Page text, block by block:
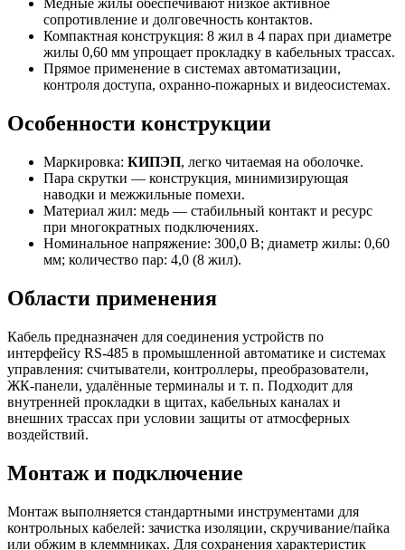
Медные жилы обеспечивают низкое активное
сопротивление и долговечность контактов.
Компактная конструкция: 8 жил в 4 парах при диаметре
жилы 0,60 мм упрощает прокладку в кабельных трассах.
Прямое применение в системах автоматизации,
контроля доступа, охранно-пожарных и видеосистемах.
Особенности конструкции
Маркировка: КИПЭП, легко читаемая на оболочке.
Пара скрутки — конструкция, минимизирующая
наводки и межжильные помехи.
Материал жил: медь — стабильный контакт и ресурс
при многократных подключениях.
Номинальное напряжение: 300,0 В; диаметр жилы: 0,60
мм; количество пар: 4,0 (8 жил).
Области применения
Кабель предназначен для соединения устройств по
интерфейсу RS-485 в промышленной автоматике и системах
управления: считыватели, контроллеры, преобразователи,
ЖК-панели, удалённые терминалы и т. п. Подходит для
внутренней прокладки в щитах, кабельных каналах и
внешних трассах при условии защиты от атмосферных
воздействий.
Монтаж и подключение
Монтаж выполняется стандартными инструментами для
контрольных кабелей: зачистка изоляции, скручивание/пайка
или обжим в клеммниках. Для сохранения характеристик